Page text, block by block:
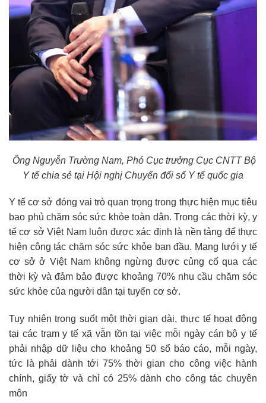
Ông Nguyễn Trường Nam, Phó Cục trưởng Cục CNTT Bộ
Y tế chia sẻ tại Hội nghị Chuyển đổi số Y tế quốc gia
Y tế cơ sở đóng vai trò quan trọng trong thực hiện mục tiêu
bao phủ chăm sóc sức khỏe toàn dân. Trong các thời kỳ, y
tế cơ sở Việt Nam luôn được xác định là nền tảng để thực
hiện công tác chăm sóc sức khỏe ban đầu. Mạng lưới y tế
cơ sở ở Việt Nam không ngừng được củng cố qua các
thời kỳ và đảm bảo được khoảng 70% nhu cầu chăm sóc
sức khỏe của người dân tại tuyến cơ sở.
Tuy nhiên trong suốt một thời gian dài, thực tế hoạt động
tại các trạm y tế xã vẫn tồn tại việc mỗi ngày cán bộ y tế
phải nhập dữ liệu cho khoảng 50 sổ báo cáo, mỗi ngày,
tức là phải dành tới 75% thời gian cho công việc hành
chính, giấy tờ và chỉ có 25% dành cho công tác chuyên
môn